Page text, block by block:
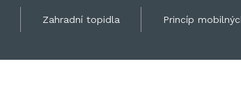
Zahradní topidla Princíp